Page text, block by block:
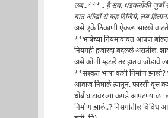
लब..*** .. है सब, धडकनोंकी जुबाँ
बात आँखों से कह दिजिये, लब
असे एके ठिकाणी ऐकल्यासारखे
**भाषेच्या नियमाबाबत आपण
नियमही हजारदा बदलले असतील.
असे कोणी म्हटले तर हातच जोडावे
**संस्कृत भाषा कशी निर्माण
आवाज निघाले त्यातून. फारसी वृत्त
धोबीघाटावरच्या कपडे
निर्माण झाले..? निसर्गातील